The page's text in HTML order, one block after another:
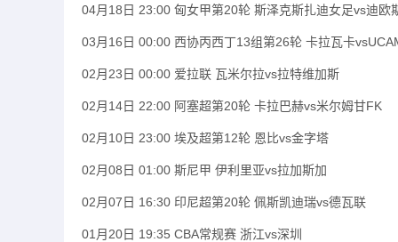
04月18日 23:00 匈女甲第20轮 斯泽克斯扎迪女足vs迪欧
03月16日 00:00 西协丙西丁13组第26轮 卡拉瓦卡
02月23日 00:00 爱拉联 瓦米尔拉vs拉特维加斯
02月14日 22:00 阿塞超第20轮 卡拉巴赫vs米尔姆甘FK
02月10日 23:00 埃及超第12轮 恩比vs金字塔
02月08日 01:00 斯尼甲 伊利里亚vs拉加斯加
02月07日 16:30 印尼超第20轮 佩斯凯迪瑞vs德瓦联
01月20日 19:35 CBA常规赛 浙江vs深圳